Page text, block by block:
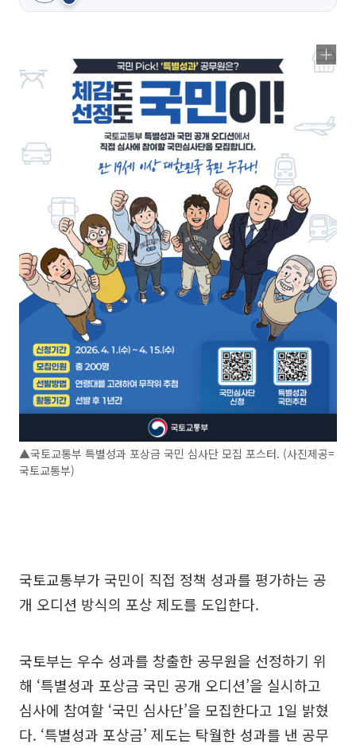
▲국토교통부 특별성과 포상금 국민 심사단 모집 포스터. (사진제공=
국토교통부)
국토교통부가 국민이 직접 정책 성과를 평가하는 공
개 오디션 방식의 포상 제도를 도입한다.
국토부는 우수 성과를 창출한 공무원을 선정하기 위
해 ‘특별성과 포상금 국민 공개 오디션’을 실시하고
심사에 참여할 ‘국민 심사단’을 모집한다고 1일 밝혔
다. ‘특별성과 포상금’ 제도는 탁월한 성과를 낸 공무